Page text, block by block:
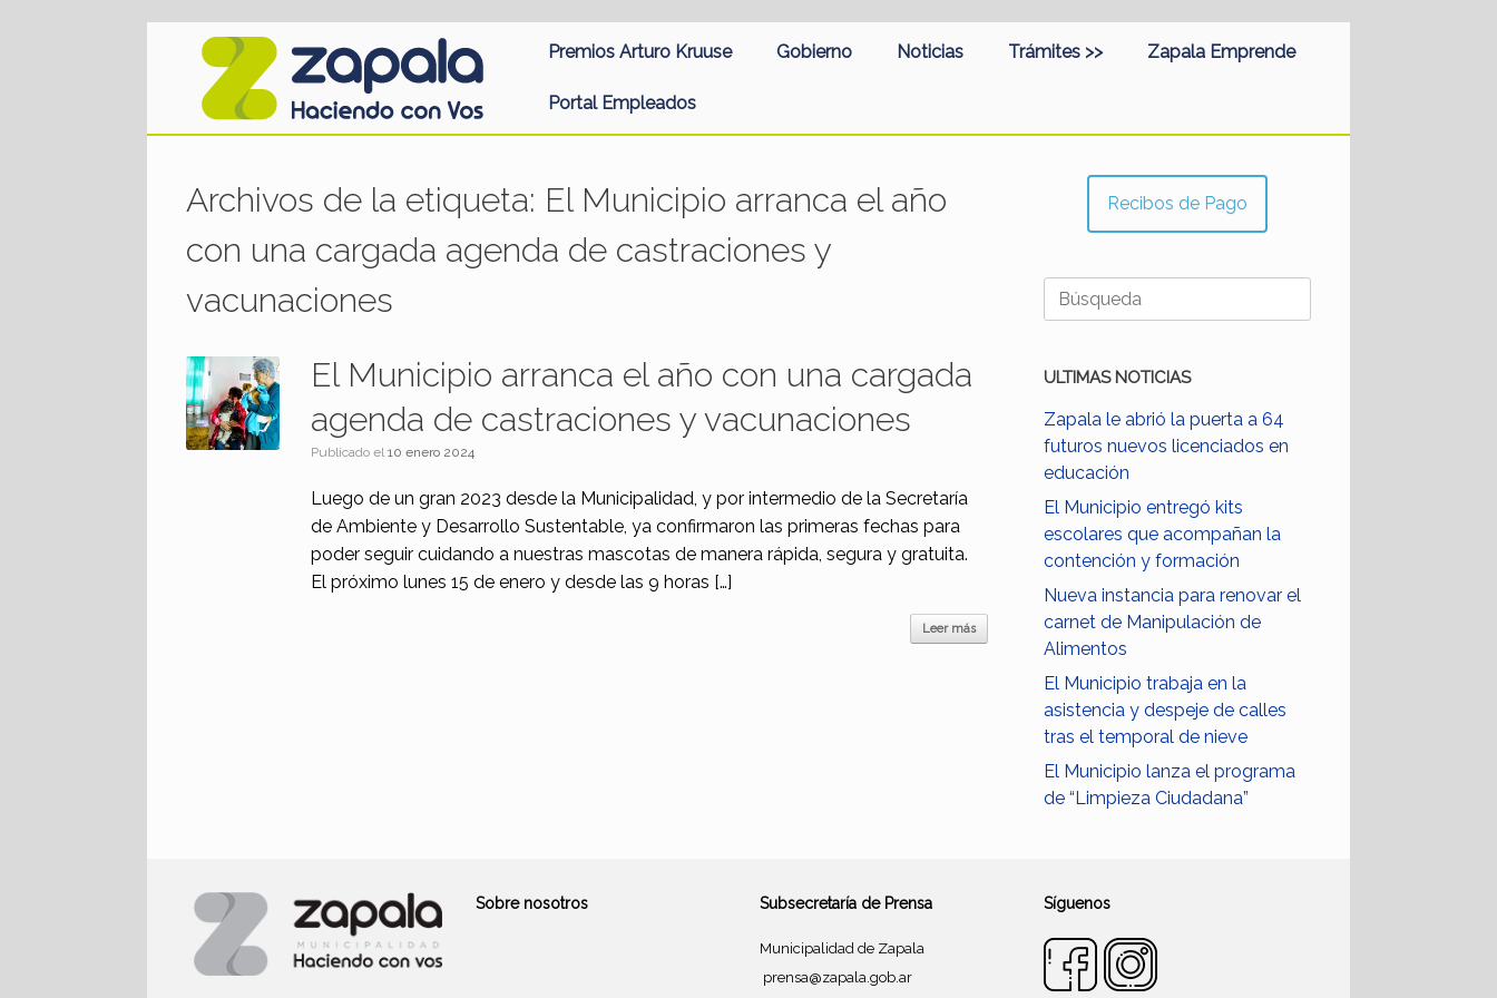
Premios Arturo Kruuse Gobierno Noticias Trámites >> Zapala Emprende
Portal Empleados
Archivos de la etiqueta: El Municipio arranca el año
con una cargada agenda de castraciones y
vacunaciones
El Municipio arranca el año con una cargada
agenda de castraciones y vacunaciones
Publicado el10 enero 2024
Luego de un gran 2023 desde la Municipalidad, y por intermedio de la Secretaría
de Ambiente y Desarrollo Sustentable, ya confirmaron las primeras fechas para
poder seguir cuidando a nuestras mascotas de manera rápida, segura y gratuita.
El próximo lunes 15 de enero y desde las 9 horas […]
Leer más
Recibos de Pago
Buscar:
ULTIMAS NOTICIAS
Zapala le abrió la puerta a 64
futuros nuevos licenciados en
educación
El Municipio entregó kits
escolares que acompañan la
contención y formación
Nueva instancia para renovar el
carnet de Manipulación de
Alimentos
El Municipio trabaja en la
asistencia y despeje de calles
tras el temporal de nieve
El Municipio lanza el programa
de “Limpieza Ciudadana”
Sobre nosotros Subsecretaría de Prensa
Municipalidad de Zapala
prensa@zapala.gob.ar
Síguenos